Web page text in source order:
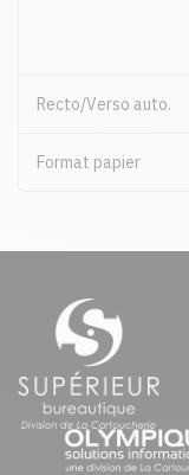
Recto/Verso auto.
Format papier